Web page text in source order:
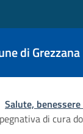
di Grezzana
Salute,
di cura